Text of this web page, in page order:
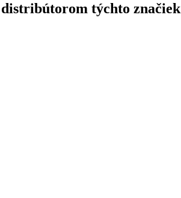
týchto značiek